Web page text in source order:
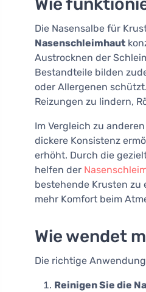
Wie
Die Nasensalbe für
Nasenschleimhaut
Austrocknen der
Bestandteile bilden
oder Allergenen
Reizungen zu lindern,
Im Vergleich zu
dickere Konsistenz
erhöht. Durch die
helfen der
bestehende Krusten
mehr Komfort beim
Wie wendet
Die richtige
Reinigen Sie die